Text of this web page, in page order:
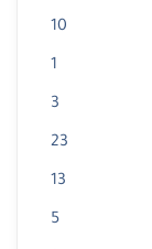
10
1
3
23
13
5